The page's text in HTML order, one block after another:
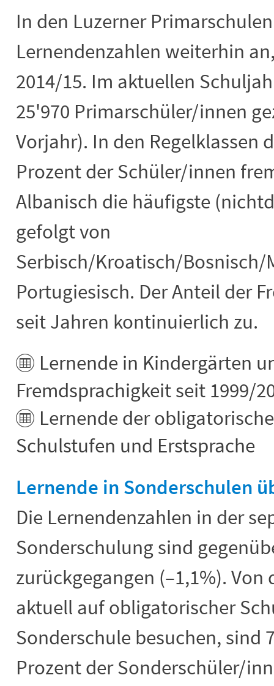
In den Luzerner
Lernendenzahlen weiterhin
2014/15. Im aktuellen
25'970 Primarschüler/innen
Vorjahr). In den Regelklassen
Prozent der Schüler/innen
Albanisch die häufigste
gefolgt von
Serbisch/Kroatisch/
Portugiesisch. Der Anteil der
seit Jahren kontinuierlich zu.
Lernende in Kindergärten
Fremdsprachigkeit seit 1999/
Lernende der
Schulstufen und Erstsprache
Lernende in Sonderschulen
Die Lernendenzahlen in der
Sonderschulung sind
zurückgegangen (–1,1%). Von
aktuell auf obligatorischer
Sonderschule besuchen, sind
Prozent der Sonderschüler/